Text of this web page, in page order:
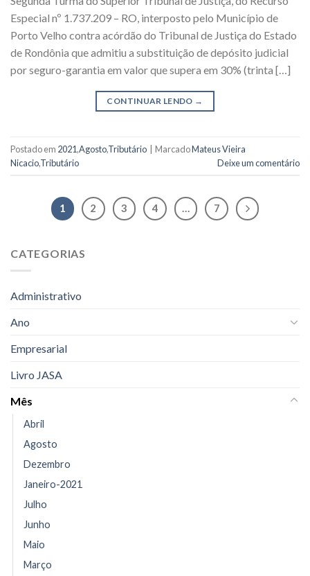
Especial nº 1.737.209 – RO, interposto pelo Município de
Porto Velho contra acórdão do Tribunal de Justiça do Estado
de Rondônia que admitiu a substituição de depósito judicial
por seguro-garantia em valor que supera em 30% (trinta […]
CONTINUAR LENDO →
Postado em 2021,Agosto,Tributário MarcadoMateus Vieira
Nicacio,Tributário Deixe um comentário
1 2 3 4 … 7
CATEGORIAS
Administrativo
Ano
Empresarial
Livro JASA
Mês
Abril
Agosto
Dezembro
Janeiro-2021
Julho
Junho
Maio
Março